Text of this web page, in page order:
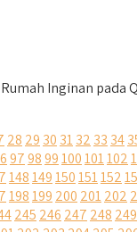
Inginan
28 29 30 3132 33 34
979899100101102
148149150151152
198199 200 201202
245 246 247 248 249